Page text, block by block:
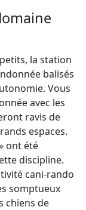
la station
balisés
Vous
avec les
ravis de
espaces.
ont été
discipline.
cani-rando
somptueux
chiens de